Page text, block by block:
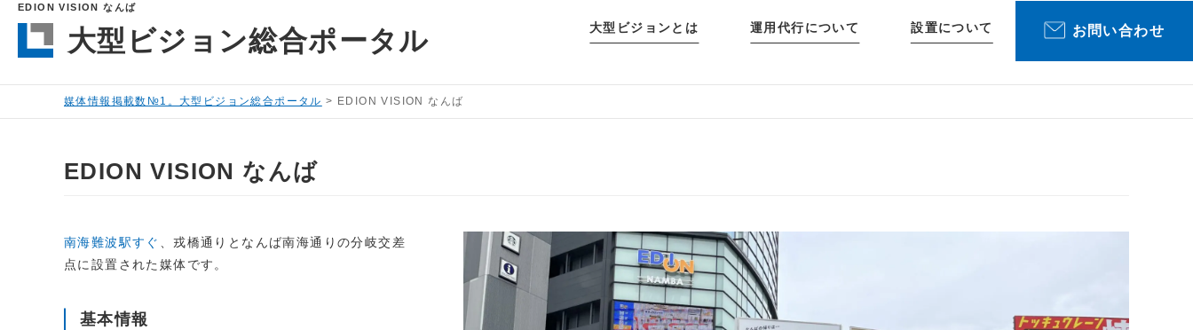
EDION VISION なんば
大型ビジョン総合ポータル 大型ビジョンとは 運用代行について 設置について お問い合わせ
媒体情報掲載数№1。大型ビジョン総合ポータル > EDION VISION なんば
EDION VISION なんば
南海難波駅すぐ 、戎橋通りとなんば南海通りの分岐交差
点に設置された媒体です。
基本情報